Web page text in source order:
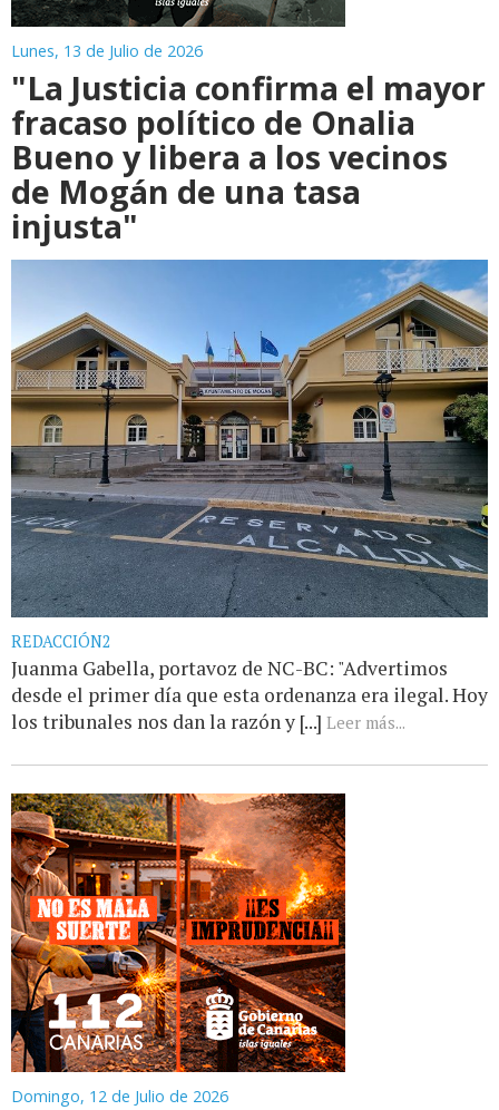
Lunes, 13 de Julio de 2026
"La Justicia confirma el mayor
fracaso político de Onalia
Bueno y libera a los vecinos
de Mogán de una tasa
injusta"
REDACCIÓN2
Juanma Gabella, portavoz de NC-BC: "Advertimos
desde el primer día que esta ordenanza era ilegal. Hoy
los tribunales nos dan la razón y [...] Leer más...
Domingo, 12 de Julio de 2026